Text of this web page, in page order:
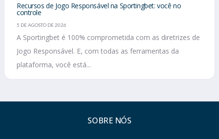
Recursos de Jogo Responsável na Sportingbet: você no
controle
5 DE AGOSTO DE 2026
A Sportingbet é 100% comprometida com as diretrizes de
Jogo Responsável. E, com todas as ferramentas da
plataforma, você está...
SOBRE NÓS